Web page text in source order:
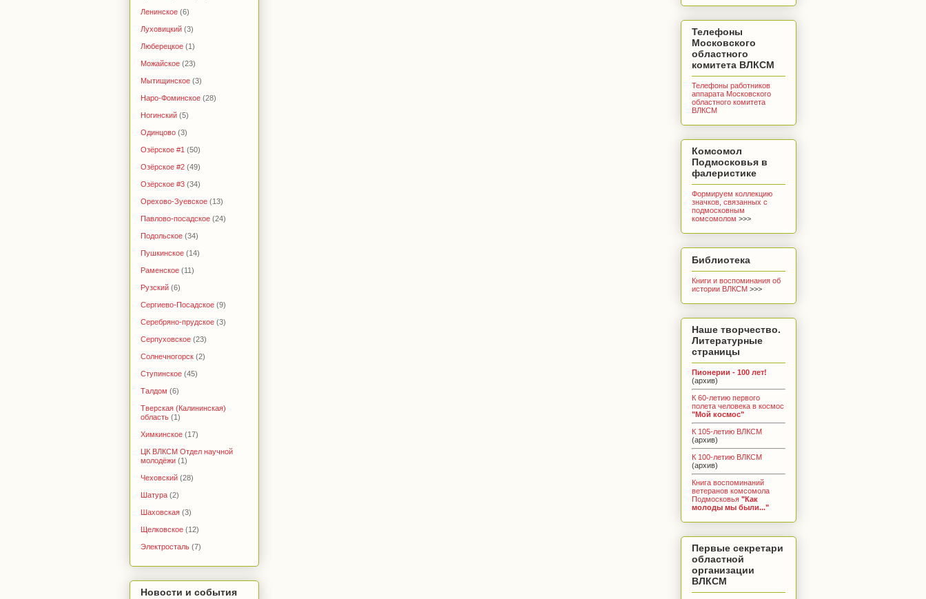
Ленинское (6)
Луховицкий (3)
Люберецкое (1)
Можайское (23)
Мытищинское (3)
Наро-Фоминское (28)
Ногинский (5)
Одинцово (3)
Озёрское #1 (50)
Озёрское #2 (49)
Озёрское #3 (34)
Орехово-Зуевское (13)
Павлово-посадское (24)
Подольское (34)
Пушкинское (14)
Раменское (11)
Рузский (6)
Сергиево-Посадское (9)
Серебряно-прудское (3)
Серпуховское (23)
Солнечногорск (2)
Ступинское (45)
Талдом (6)
Тверская (Калининская)
область (1)
Химкинское (17)
ЦК ВЛКСМ Отдел научной
молодёжи (1)
Чеховский (28)
Шатура (2)
Шаховская (3)
Щелковское (12)
Электросталь (7)
Новости и события
Телефоны
Московского
областного
комитета ВЛКСМ
Телефоны работников
аппарата Московского
областного комитета
ВЛКСМ
Комсомол
Подмосковья в
фалеристике
Формируем коллекцию
значков, связанных с
подмосковным
комсомолом >>>
Библиотека
Книги и воспоминания об
истории ВЛКСМ >>>
Наше творчество.
Литературные
страницы
Пионерии - 100 лет!
(архив)
К 60-летию первого
полета человека в космос
"Мой космос"
К 105-летию ВЛКСМ
(архив)
К 100-летию ВЛКСМ
(архив)
Книга воспоминаний
ветеранов комсомола
Подмосковья "Как
молоды мы были..."
Первые секретари
областной
организации
ВЛКСМ